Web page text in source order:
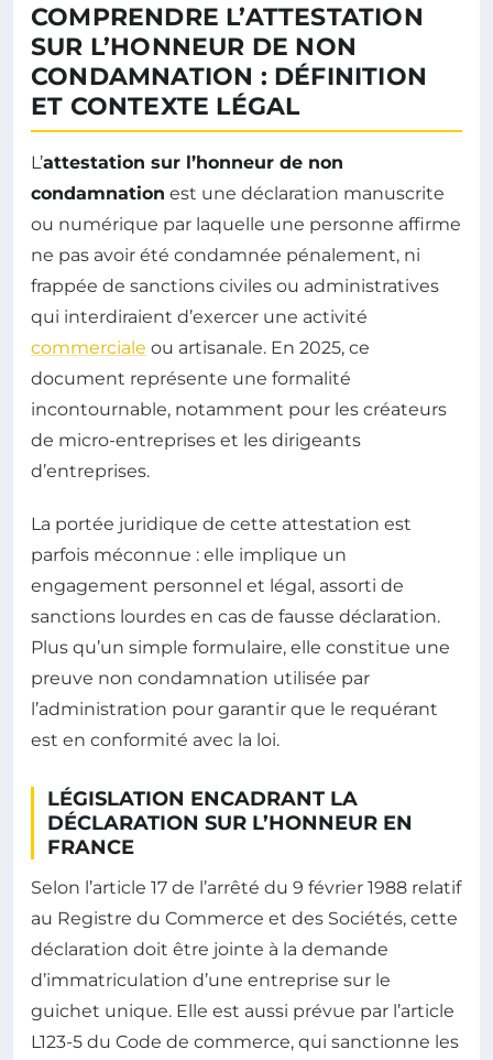
COMPRENDRE L’ATTESTATION
SUR L’HONNEUR DE NON
CONDAMNATION : DÉFINITION
ET CONTEXTE LÉGAL
L’attestation sur l’honneur de non
condamnation est une déclaration manuscrite
ou numérique par laquelle une personne affirme
ne pas avoir été condamnée pénalement, ni
frappée de sanctions civiles ou administratives
qui interdiraient d’exercer une activité
commerciale ou artisanale. En 2025, ce
document représente une formalité
incontournable, notamment pour les créateurs
de micro-entreprises et les dirigeants
d’entreprises.
La portée juridique de cette attestation est
parfois méconnue : elle implique un
engagement personnel et légal, assorti de
sanctions lourdes en cas de fausse déclaration.
Plus qu’un simple formulaire, elle constitue une
preuve non condamnation utilisée par
l’administration pour garantir que le requérant
est en conformité avec la loi.
LÉGISLATION ENCADRANT LA
DÉCLARATION SUR L’HONNEUR EN
FRANCE
Selon l’article 17 de l’arrêté du 9 février 1988 relatif
au Registre du Commerce et des Sociétés, cette
déclaration doit être jointe à la demande
d’immatriculation d’une entreprise sur le
guichet unique. Elle est aussi prévue par l’article
L123-5 du Code de commerce, qui sanctionne les